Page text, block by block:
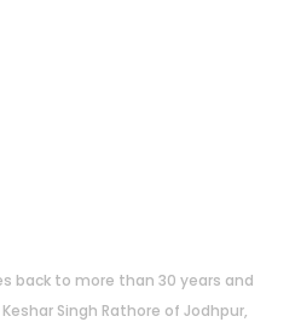
back to more than 30 years and
Singh Rathore of Jodhpur,